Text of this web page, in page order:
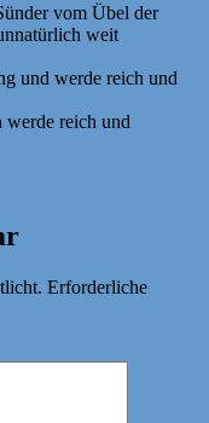
vom Übel der
weit
und werde reich und
werde reich und
Erforderliche